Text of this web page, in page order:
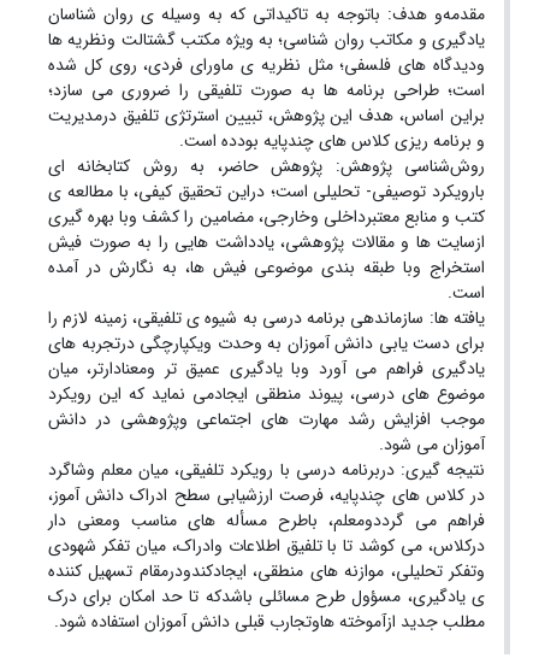
مقدمه‌و هدف: باتوجه به تاکیداتی که به وسیله ی روان شناسان
یادگیری و مکاتب روان شناسی؛ به ویژه مکتب گشتالت ونظریه ها
ودیدگاه های فلسفی؛ مثل نظریه ی ماورای فردی، روی کل شده
است؛ طراحی برنامه ها به صورت تلفیقی را ضروری می سازد؛
براین اساس، هدف این پژوهش، تبیین استرتژی تلفیق درمدیریت
و برنامه ریزی کلاس های چندپایه بودده است.
روش‌شناسی پژوهش: پژوهش حاضر، به روش کتابخانه ای
بارویکرد توصیفی- تحلیلی است؛ دراین تحقیق کیفی، با مطالعه ی
کتب و منابع معتبرداخلی وخارجی، مضامین را کشف وبا بهره گیری
ازسایت ها و مقالات پژوهشی، یادداشت هایی را به صورت فیش
استخراج وبا طبقه بندی موضوعی فیش ها، به نگارش در آمده
است.
یافته ها: سازماندهی برنامه درسی به شیوه ی تلفیقی، زمینه لازم را
برای دست یابی دانش آموزان به وحدت ویکپارچگی درتجربه های
یادگیری فراهم می آورد وبا یادگیری عمیق تر ومعنادارتر، میان
موضوع های درسی، پیوند منطقی ایجادمی نماید که این رویکرد
موجب افزایش رشد مهارت های اجتماعی وپژوهشی در دانش
آموزان می شود.
نتیجه گیری: دربرنامه درسی با رویکرد تلفیقی، میان معلم وشاگرد
در کلاس های چندپایه، فرصت ارزشیابی سطح ادراک دانش آموز،
فراهم می گرددومعلم، باطرح مسأله های مناسب ومعنی دار
درکلاس، می کوشد تا با تلفیق اطلاعات وادراک، میان تفکر شهودی
وتفکر تحلیلی، موازنه های منطقی، ایجادکندودرمقام تسهیل کننده
ی یادگیری، مسؤول طرح مسائلی باشدکه تا حد امکان برای درک
مطلب جدید ازآموخته هاوتجارب قبلی دانش آموزان استفاده شود.